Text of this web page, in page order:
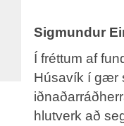
Sigmundur
Í fréttum af
Húsavík í gær
hlutverk að